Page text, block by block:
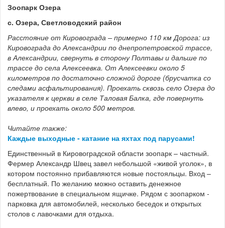
Зоопарк Озера
с. Озера, Светловодский район
Расстояние от Кировограда – примерно 110 км Дорога: из
Кировограда до Александрии по днепропетровской трассе,
в Александрии, свернуть в сторону Полтавы и дальше по
трассе до села Алексеевка. От Алексеевки около 5
километров по достаточно сложной дороге (брусчатка со
следами асфальтирования). Проехать сквозь село Озера до
указателя к церкви в селе Таловая Балка, где повернуть
влево, и проехать около 500 метров.
Читайте также:
Каждые выходные - катание на яхтах под парусами!
Единственный в Кировоградской области зоопарк – частный.
Фермер Александр Швец завел небольшой «живой уголок», в
котором постоянно прибавляются новые постояльцы. Вход –
бесплатный. По желанию можно оставить денежное
пожертвование в специальном ящичке. Рядом с зоопарком -
парковка для автомобилей, несколько беседок и открытых
столов с лавочками для отдыха.